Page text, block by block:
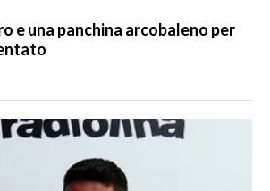
e una panchina arcobaleno per